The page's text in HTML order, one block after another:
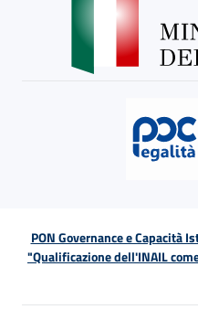
PON Governance e Capacità
"Qualificazione dell'INAIL